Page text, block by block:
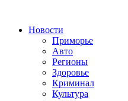
Новости
Приморье
Авто
Регионы
Здоровье
Криминал
Культура